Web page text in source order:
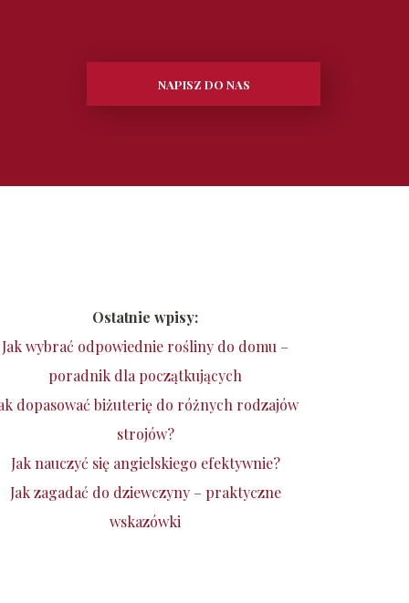
NAPISZ DO NAS
Ostatnie wpisy:
Jak wybrać odpowiednie rośliny do domu –
poradnik dla początkujących
dopasować biżuterię do różnych rodzajów
strojów?
Jak nauczyć się angielskiego efektywnie?
Jak zagadać do dziewczyny – praktyczne
wskazówki